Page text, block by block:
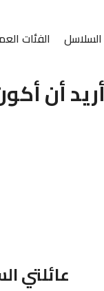
السلاسل الفئات
أن
عائلتي